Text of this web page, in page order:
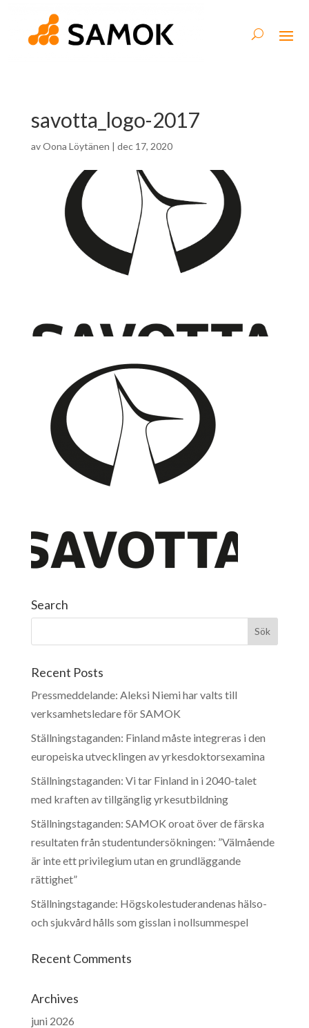
savotta_logo-2017
avOona Löytänen | dec 17, 2020
Search
Recent Posts
Pressmeddelande: Aleksi Niemi har valts till
verksamhetsledare för SAMOK
Ställningstaganden: Finland måste integreras i den
europeiska utvecklingen av yrkesdoktorsexamina
Ställningstaganden: Vi tar Finland in i 2040-talet
med kraften av tillgänglig yrkesutbildning
Ställningstaganden: SAMOK oroat över de färska
resultaten från studentundersökningen: ”Välmående
är inte ett privilegium utan en grundläggande
rättighet”
Ställningstagande: Högskolestuderandenas hälso-
och sjukvård hålls som gisslan i nollsummespel
Recent Comments
Archives
juni 2026